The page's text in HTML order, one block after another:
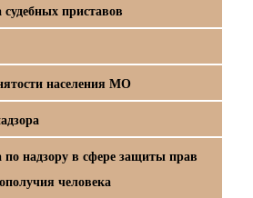
приставов
населения МО
надзору в сфере защиты прав
человека